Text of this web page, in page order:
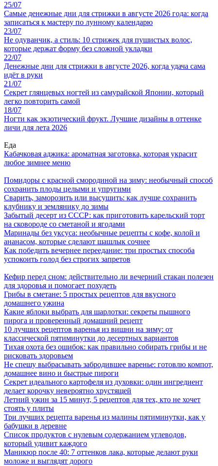
25/07
Самые денежные дни для стрижки в августе 2026 года: когда
записаться к мастеру по лунному календарю
23/07
Не одуванчик, а стиль: 10 стрижек для пушистых волос,
которые держат форму без сложной укладки
22/07
Денежные дни для стрижки в августе 2026, когда удача сама
идёт в руки
21/07
Секрет глянцевых ногтей из самурайской Японии, который
легко повторить самой
18/07
Ногти как экзотический фрукт. Лучшие дизайны в оттенке
личи для лета 2026
Еда
Кабачковая аджика: ароматная заготовка, которая украсит
любое зимнее меню
Помидоры с красной смородиной на зиму: необычный способ
сохранить плоды целыми и упругими
Сварить, заморозить или высушить: как лучше сохранить
клубнику и землянику до зимы
Забытый десерт из СССР: как приготовить карельский торт
на сковороде со сметаной и ягодами
Маринады без уксуса: необычные рецепты с кофе, колой и
ананасом, которые сделают шашлык сочнее
Как победить вечернее переедание: три простых способа
успокоить голод без строгих запретов
Кефир перед сном: действительно ли вечерний стакан полезен
для здоровья и помогает похудеть
Грибы в сметане: 5 простых рецептов для вкусного
домашнего ужина
Какие яблоки выбрать для шарлотки: секреты пышного
пирога и проверенный домашний рецепт
10 лучших рецептов варенья из вишни на зиму: от
классической пятиминутки до десертных вариантов
Тихая охота без ошибок: как правильно собирать грибы и не
рисковать здоровьем
Не спешу выбрасывать забродившее варенье: готовлю компот,
домашнее вино и быстрые пироги
Секрет идеального картофеля из духовки: один ингредиент
делает корочку невероятно хрустящей
Летний ужин за 15 минут, 5 рецептов для тех, кто не хочет
стоять у плиты
Три лучших рецепта варенья из малины пятиминутки, как у
бабушки в деревне
Список продуктов с нулевым содержанием углеводов,
который удивит каждого
Маникюр после 40: 7 оттенков лака, которые делают руки
моложе и выглядят дорого